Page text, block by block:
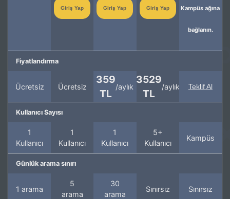
Giriş Yap Giriş Yap Giriş Yap Kampüs ağına
bağlanın.
Fiyatlandırma
Ücretsiz Ücretsiz
359
TL
/aylık
3529
TL
/aylık Teklif Al
Kullanıcı Sayısı
1
Kullanıcı
1
Kullanıcı
1
Kullanıcı
5+
Kullanıcı
Kampüs
Günlük arama sınırı
1 arama
5
arama
30
arama
Sınırsız Sınırsız